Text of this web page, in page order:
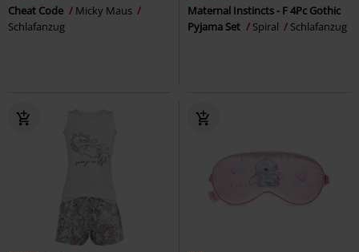
Cheat Code
Micky Maus
Schlafanzug
Maternal Instincts - F 4Pc Gothic
Pyjama Set
Spiral Schlafanzug